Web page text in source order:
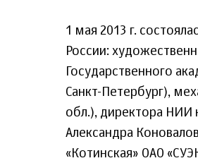
1 мая 2013 г.
России:
Государственного
Санкт-Петербург),
обл.), директора НИИ
Александра
«Котинская» ОАО